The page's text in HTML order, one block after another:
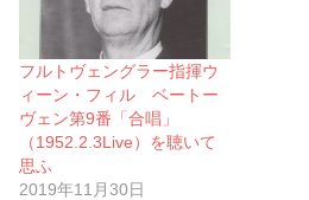
フルトヴェングラー指揮ウ
ィーン・フィル ベートー
ヴェン第9番「合唱」
（1952.2.3Live）を聴いて
思ふ
2019年11月30日